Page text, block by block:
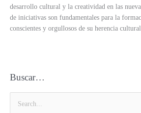
desarrollo cultural y la creatividad en las
de iniciativas son fundamentales para la
conscientes y orgullosos de su herencia cultural.
Buscar…